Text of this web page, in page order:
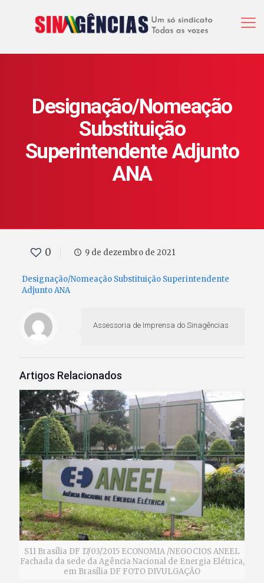
Designação/Nomeação
Substituição
Superintendente Adjunto
ANA
0 9 de dezembro de 2021
Designação/Nomeação Substituição Superintendente
Adjunto ANA
Assessoria de Imprensa do Sinagências
Artigos Relacionados
S11 Brasília DF 17/03/2015 ECONOMIA /NEGOCIOS ANEEL
Fachada da sede da Agência Nacional de Energia Elétrica,
em Brasília DF FOTO DIVULGAÇÃO